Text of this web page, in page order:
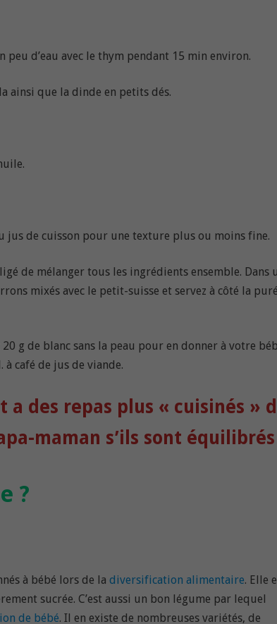
peu d’eau avec le thym pendant 15 min environ.
ainsi que la dinde en petits dés.
jus de cuisson pour une texture plus ou moins fine.
de mélanger tous les ingrédients ensemble. Dans
mixés avec le petit-suisse et servez à côté la
g de blanc sans la peau pour en donner à votre
café de jus de viande.
a des repas plus « cuisinés »
maman s’ils sont équilibrés
?
à bébé lors de la diversification alimentaire. Elle
sucrée. C’est aussi un bon légume par lequel
de bébé. Il en existe de nombreuses variétés, de